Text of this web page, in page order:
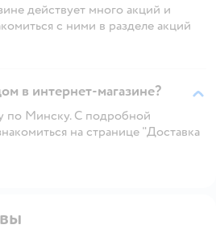
действует много акций и
с ними в разделе акций
в интернет-магазине?
по Минску. С подробной
на странице "Доставка